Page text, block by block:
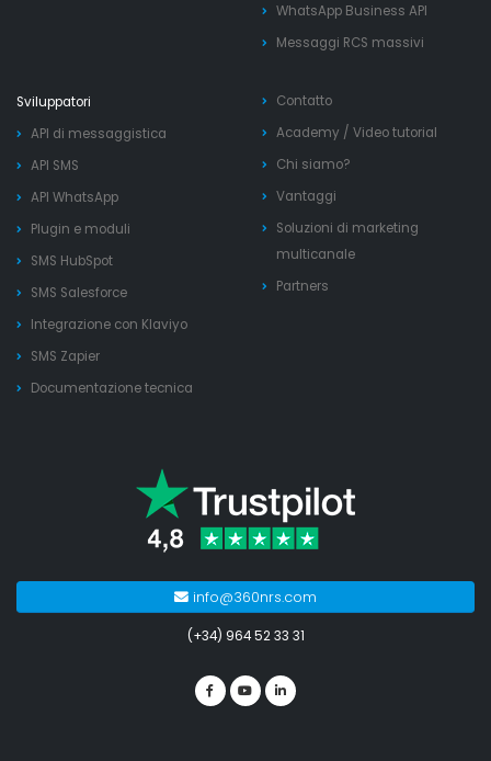
WhatsApp Business API
Messaggi RCS massivi
Sviluppatori
API di messaggistica
API SMS
API WhatsApp
Plugin e moduli
SMS HubSpot
SMS Salesforce
Integrazione con Klaviyo
SMS Zapier
Documentazione tecnica
Contatto
Academy / Video tutorial
Chi siamo?
Vantaggi
Soluzioni di marketing
multicanale
Partners
info@360nrs.com
(+34) 964 52 33 31